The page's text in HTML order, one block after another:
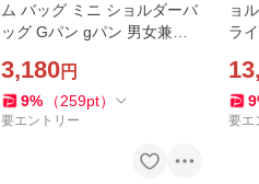
ム バッグ ミニ ショルダーバ
ッグ Gパン gパン 男女兼用
ンジャーバッグ レディース
メンズ インディゴ 斜
3,180円
9% （259pt）
要エントリー
ョ
ラ
花
レ 9
要エ